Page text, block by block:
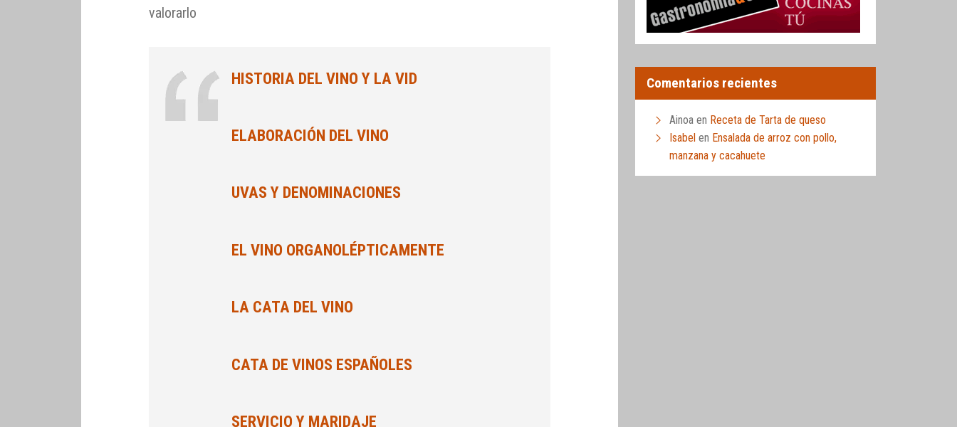
valorarlo
HISTORIA DEL VINO Y LA VID
ELABORACIÓN DEL VINO
UVAS Y DENOMINACIONES
EL VINO ORGANOLÉPTICAMENTE
LA CATA DEL VINO
CATA DE VINOS ESPAÑOLES
SERVICIO Y MARIDAJE
Comentarios recientes
Ainoa en Receta de Tarta de queso
Isabel en Ensalada de arroz con pollo,
manzana y cacahuete